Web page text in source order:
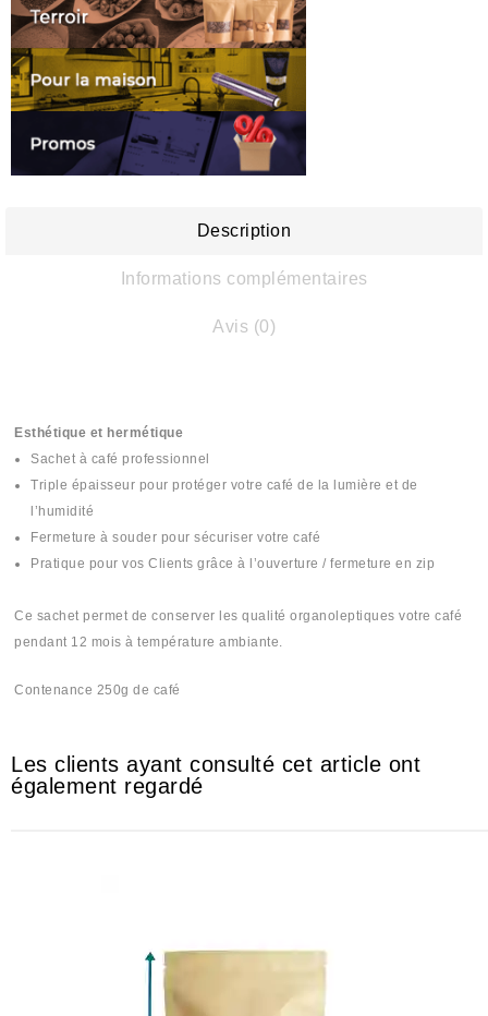
Description
Informations complémentaires
Avis (0)
Esthétique et hermétique
Sachet à café professionnel
Triple épaisseur pour protéger votre café de la lumière et de
l’humidité
Fermeture à souder pour sécuriser votre café
Pratique pour vos Clients grâce à l’ouverture / fermeture en zip
Ce sachet permet de conserver les qualité organoleptiques votre café
pendant 12 mois à température ambiante.
Contenance 250g de café
Les clients ayant consulté cet article ont
également regardé